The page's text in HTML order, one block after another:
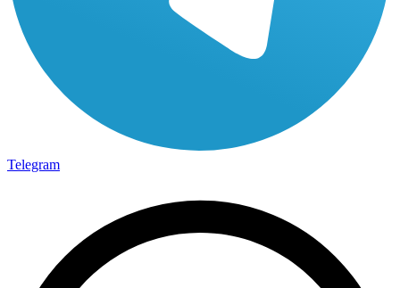
Telegram